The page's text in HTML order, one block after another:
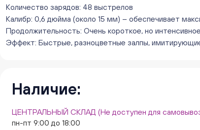
Количество зарядов: 48 выстрелов
Калибр: 0,6 дюйма (около 15 мм) – обеспечивает
Продолжительность: Очень короткое, но
Эффект: Быстрые, разноцветные залпы,
Наличие:
ЦЕНТРАЛЬНЫЙ СКЛАД (Не доступен для
пн-пт 9:00 до 18:00